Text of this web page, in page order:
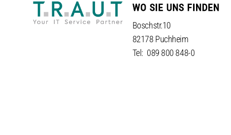
WO SIE UNS FINDEN
Boschstr.10
82178 Puchheim
Tel: 089 800 848-0